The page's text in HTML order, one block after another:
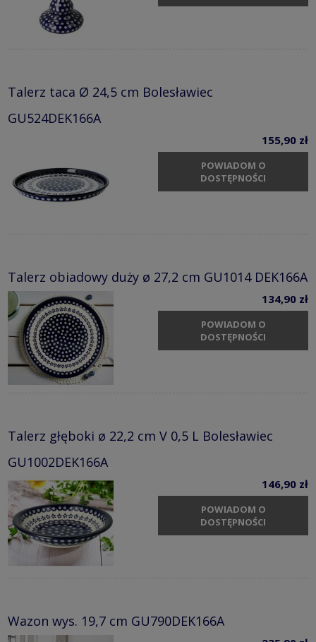
Talerz taca Ø 24,5 cm Bolesławiec
GU524DEK166A
155,90 zł
POWIADOM O
DOSTĘPNOŚCI
Talerz obiadowy duży ø 27,2 cm GU1014 DEK166A
134,90 zł
POWIADOM O
DOSTĘPNOŚCI
Talerz głęboki ø 22,2 cm V 0,5 L Bolesławiec
GU1002DEK166A
146,90 zł
POWIADOM O
DOSTĘPNOŚCI
Wazon wys. 19,7 cm GU790DEK166A